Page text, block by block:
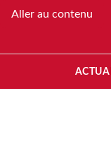
Aller au contenu